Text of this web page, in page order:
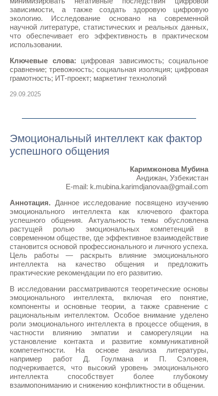
зависимости, а также создать здоровую цифровую
экологию. Исследование основано на современной
научной литературе, статистических и реальных данных,
что обеспечивает его эффективность в практическом
использовании.
Ключевые слова: цифровая зависимость; социальное
сравнение; тревожность; социальная изоляция; цифровая
грамотность; ИТ-проект; маркетинг технологий
29.09.2025
Эмоциональный интеллект как фактор
успешного общения
Каримжонова Мубина
Андижан, Узбекистан
E-mail: k.mubina.karimdjanovaa@gmail.com
Аннотация. Данное исследование посвящено изучению
эмоционального интеллекта как ключевого фактора
успешного общения. Актуальность темы обусловлена
растущей ролью эмоциональных компетенций в
современном обществе, где эффективное взаимодействие
становится основой профессионального и личного успеха.
Цель работы — раскрыть влияние эмоционального
интеллекта на качество общения и предложить
практические рекомендации по его развитию.
В исследовании рассматриваются теоретические основы
эмоционального интеллекта, включая его понятие,
компоненты и основные теории, а также сравнение с
рациональным интеллектом. Особое внимание уделено
роли эмоционального интеллекта в процессе общения, в
частности влиянию эмпатии и саморегуляции на
установление контакта и развитие коммуникативной
компетентности. На основе анализа литературы,
например работ Д. Гоулмана и П. Сэловея,
подчеркивается, что высокий уровень эмоционального
интеллекта способствует более глубокому
взаимопониманию и снижению конфликтности в общении.